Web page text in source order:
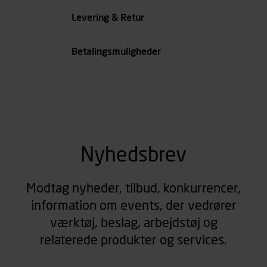
Levering & Retur
Betalingsmuligheder
Nyhedsbrev
Modtag nyheder, tilbud, konkurrencer,
information om events, der vedrører
værktøj, beslag, arbejdstøj og
relaterede produkter og services.